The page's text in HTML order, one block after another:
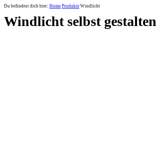
Du befindest dich hier: Home Produkte Windlicht
Windlicht selbst gestalten